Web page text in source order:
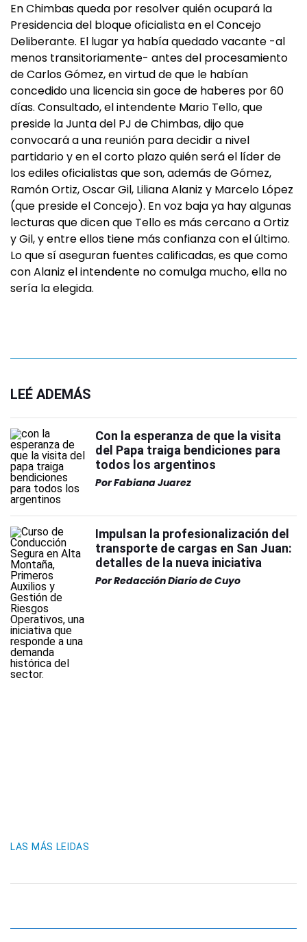
En Chimbas queda por resolver quién ocupará la
Presidencia del bloque oficialista en el Concejo
Deliberante. El lugar ya había quedado vacante -al
menos transitoriamente- antes del procesamiento
de Carlos Gómez, en virtud de que le habían
concedido una licencia sin goce de haberes por 60
días. Consultado, el intendente Mario Tello, que
preside la Junta del PJ de Chimbas, dijo que
convocará a una reunión para decidir a nivel
partidario y en el corto plazo quién será el líder de
los ediles oficialistas que son, además de Gómez,
Ramón Ortiz, Oscar Gil, Liliana Alaniz y Marcelo López
(que preside el Concejo). En voz baja ya hay algunas
lecturas que dicen que Tello es más cercano a Ortiz
y Gil, y entre ellos tiene más confianza con el último.
Lo que sí aseguran fuentes calificadas, es que como
con Alaniz el intendente no comulga mucho, ella no
sería la elegida.
LEÉ ADEMÁS
Con la esperanza de que la visita
del Papa traiga bendiciones para
todos los argentinos
PorFabiana Juarez
Impulsan la profesionalización del
transporte de cargas en San Juan:
detalles de la nueva iniciativa
PorRedacción Diario de Cuyo
LAS MÁS LEIDAS